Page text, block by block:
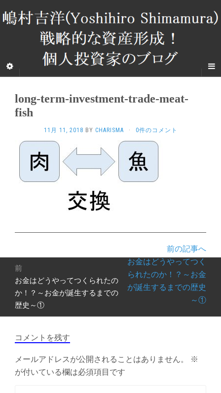
long-term-investment-trade-meat-
fish
11月 11, 2018 BY CHARISMA · 0件のコメント
前の記事へ
お金はどうやってつく
られたのか！？～お金
が誕生するまでの歴史
～①
前
前
の
投
稿:
お金はどうやってつくられたの
か！？～お金が誕生するまでの
歴史～①
コメントを残す
メールアドレスが公開されることはありません。
※
が付いている欄は必須項目です